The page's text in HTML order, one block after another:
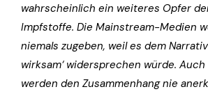
wahrscheinlich ein weiteres Opfer
Impfstoffe. Die Mainstream-Medien
niemals zugeben, weil es dem
wirksam‘ widersprechen würde.
werden den Zusammenhang nie